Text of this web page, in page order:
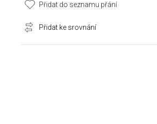
Přidat do seznamu přání
Přidat ke srovnání